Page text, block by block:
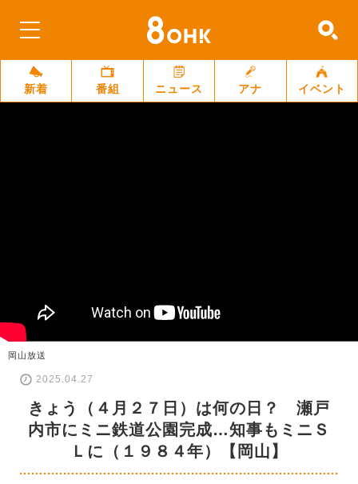
新着 番組 ニュース アナ イベント
岡山放送
2025.04.27
きょう（４月２７日）は何の日？ 瀬戸
内市にミニ鉄道公園完成…知事もミニＳ
Ｌに（１９８４年）【岡山】